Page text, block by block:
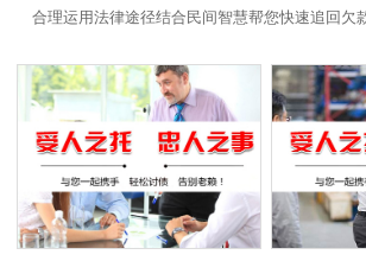
合理运用法律途径结合民间智慧帮您快速追回欠